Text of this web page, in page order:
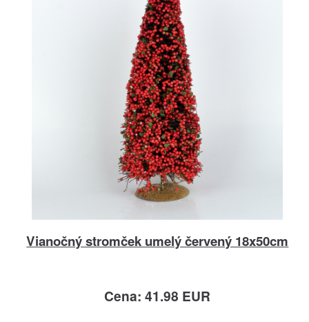
Vianočný stromček umelý červený 18x50cm
Cena: 41.98 EUR